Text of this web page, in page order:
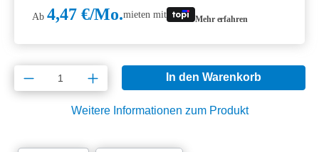
Ab 4,47 €/Mo.mieten mit Mehr erfahren
Produkt Anzahl: Gib den gewünschten
In den Warenkorb
Weitere Informationen zum Produkt